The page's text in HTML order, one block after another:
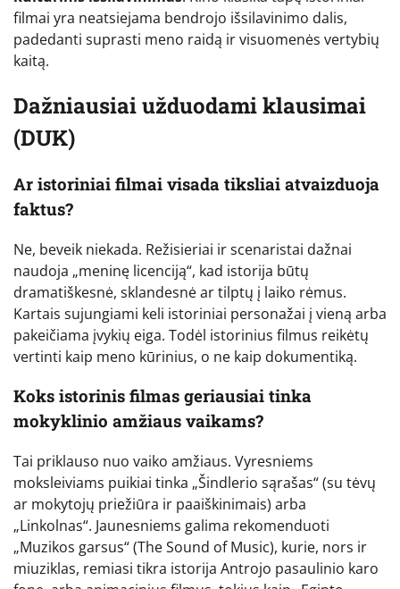
filmai yra neatsiejama bendrojo išsilavinimo dalis,
padedanti suprasti meno raidą ir visuomenės vertybių
kaitą.
Dažniausiai užduodami klausimai
(DUK)
Ar istoriniai filmai visada tiksliai atvaizduoja
faktus?
Ne, beveik niekada. Režisieriai ir scenaristai dažnai
naudoja „meninę licenciją“, kad istorija būtų
dramatiškesnė, sklandesnė ar tilptų į laiko rėmus.
Kartais sujungiami keli istoriniai personažai į vieną arba
pakeičiama įvykių eiga. Todėl istorinius filmus reikėtų
vertinti kaip meno kūrinius, o ne kaip dokumentiką.
Koks istorinis filmas geriausiai tinka
mokyklinio amžiaus vaikams?
Tai priklauso nuo vaiko amžiaus. Vyresniems
moksleiviams puikiai tinka „Šindlerio sąrašas“ (su tėvų
ar mokytojų priežiūra ir paaiškinimais) arba
„Linkolnas“. Jaunesniems galima rekomenduoti
„Muzikos garsus“ (The Sound of Music), kurie, nors ir
miuziklas, remiasi tikra istorija Antrojo pasaulinio karo